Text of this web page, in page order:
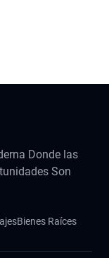
Donde las
Son
Bienes Raíces